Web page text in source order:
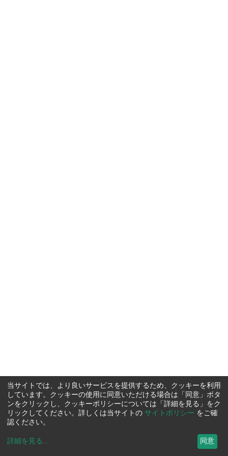
当サイトでは、より良いサービスを提供するため、クッキーを利用
しています。クッキーの使用に同意いただける場合は「同意」ボタ
ンをクリックし、クッキーポリシーについては「詳細を見る」をク
リックしてください。詳しくは当サイトの サイトポリシー をご確
認ください。
詳細を見る ... 同意